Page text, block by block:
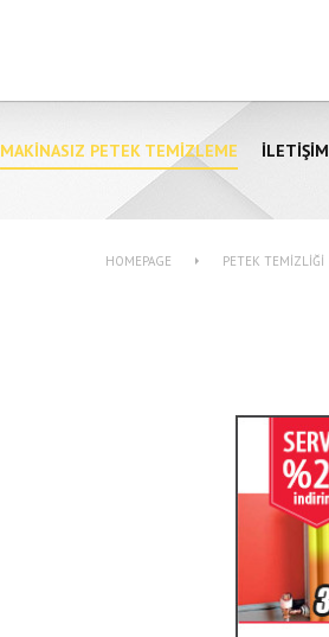
MAKINASIZ PETEK TEMIZLEME İLETIŞIM
HOMEPAGE PETEK TEMIZLIĞI